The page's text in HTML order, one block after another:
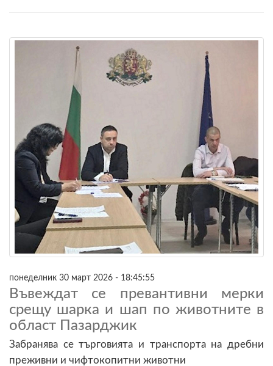
понеделник 30 март 2026 - 18:45:55
Въвеждат се превантивни мерки
срещу шарка и шап по животните в
област Пазарджик
Забранява се търговията и транспорта на дребни
преживни и чифтокопитни животни